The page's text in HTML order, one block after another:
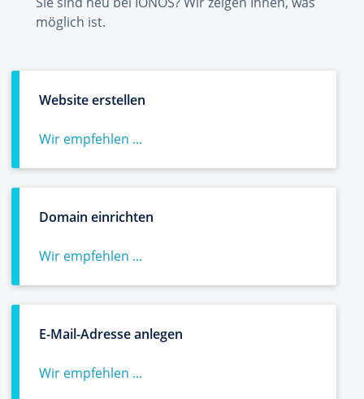
möglich ist.
Website erstellen
Wir empfehlen ...
Domain einrichten
Wir empfehlen ...
E-Mail-Adresse anlegen
Wir empfehlen ...